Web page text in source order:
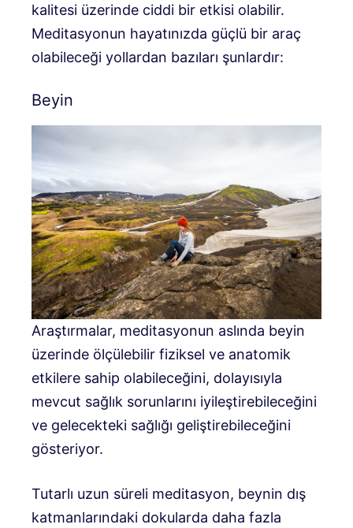
kalitesi üzerinde ciddi bir etkisi olabilir.
Meditasyonun hayatınızda güçlü bir araç
olabileceği yollardan bazıları şunlardır:
Beyin
Araştırmalar, meditasyonun aslında beyin
üzerinde ölçülebilir fiziksel ve anatomik
etkilere sahip olabileceğini, dolayısıyla
mevcut sağlık sorunlarını iyileştirebileceğini
ve gelecekteki sağlığı geliştirebileceğini
gösteriyor.
Tutarlı uzun süreli meditasyon, beynin dış
katmanlarındaki dokularda daha fazla